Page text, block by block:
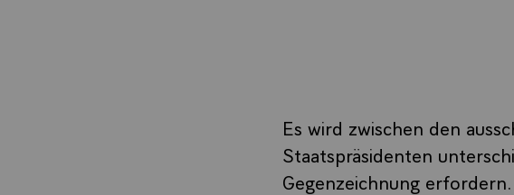
Es wird zwischen den
Staatspräsidenten
Gegenzeichnung erfordern.